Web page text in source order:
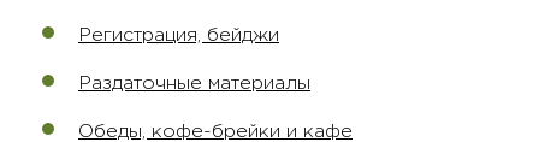
Регистрация, бейджи
Раздаточные материалы
Обеды, кофе-брейки и кафе